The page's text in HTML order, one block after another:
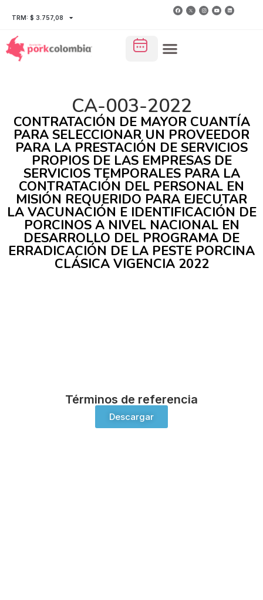
TRM: $ 3.757,08
CA-003-2022
CONTRATACIÓN DE MAYOR CUANTÍA
PARA SELECCIONAR UN PROVEEDOR
PARA LA PRESTACIÓN DE SERVICIOS
PROPIOS DE LAS EMPRESAS DE
SERVICIOS TEMPORALES PARA LA
CONTRATACIÓN DEL PERSONAL EN
MISIÓN REQUERIDO PARA EJECUTAR
LA VACUNACIÓN E IDENTIFICACIÓN DE
PORCINOS A NIVEL NACIONAL EN
DESARROLLO DEL PROGRAMA DE
ERRADICACIÓN DE LA PESTE PORCINA
CLÁSICA VIGENCIA 2022
Términos de referencia
Descargar